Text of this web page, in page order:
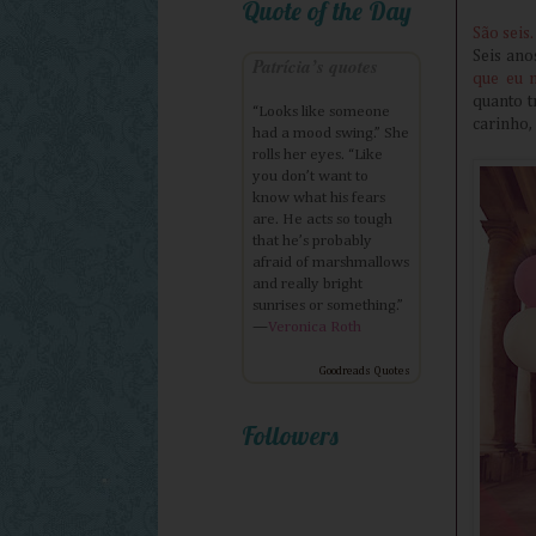
São seis.
Seis
que eu
quanto
carinho,
Quote of the Day
“Looks like someone
had a mood swing.” She
rolls her eyes. “Like
you don’t want to
know what his fears
are. He acts so tough
that he’s probably
afraid of marshmallows
and really bright
sunrises or something.”
—Veronica Roth
Goodreads Quotes
Followers